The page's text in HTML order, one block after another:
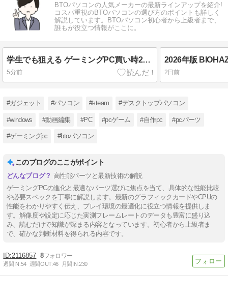
BTOパソコンの人気メーカーの最新ラインアップを紹介!
コスパ重視のBTOパソコンの選び方のポイントも詳しく
解説しています。BTOパソコン初心者から上級者まで、
誰もが役立つ情報がここに。
学生でも狙える ゲーミングPC買い時2026完全版
5分前 2日前
#ガジェット #パソコン #steam #デスクトップパソコン
#windows #動画編集 #PC #pcゲーム #自作pc #pcパーツ
#ゲーミングpc #btoパソコン
このブログのここがポイント
高性能パーツと最新技術の解説
ゲーミングPCの進化と最適なパーツ選びに焦点を当て、具体的な性能比較
や必要スペックを丁寧に解説します。最新のグラフィックカードやCPUの
性能をわかりやすく伝え、プレイ環境の最適化に役立つ情報を提供しま
す。解像度や設定に応じた実測フレームレートのデータも豊富に盛り込
み、読むだけで知識が深まる内容となっています。初心者から上級者ま
で、確かな判断材料を得られる内容です。
2116857 8
週間IN:54 週間OUT:46 月間IN:230